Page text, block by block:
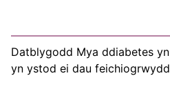
Datblygodd Mya ddiabetes
yn ystod ei dau feichiogrwydd